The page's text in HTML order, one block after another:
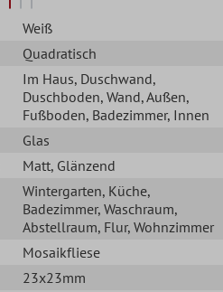
Weiß
Quadratisch
Im Haus, Duschwand,
Duschboden, Wand, Außen,
Fußboden, Badezimmer, Innen
Glas
Matt, Glänzend
Wintergarten, Küche,
Badezimmer, Waschraum,
Abstellraum, Flur, Wohnzimmer
Mosaikfliese
23x23mm